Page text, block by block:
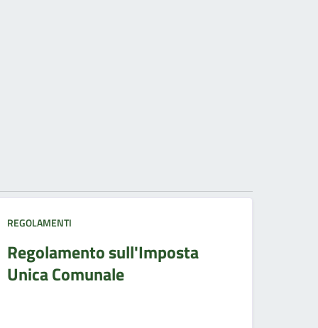
REGOLAMENTI
Regolamento sull'Imposta
Unica Comunale